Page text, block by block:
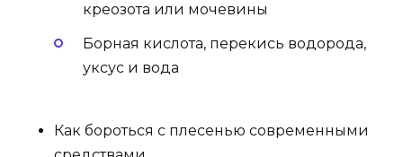
креозота или мочевины
Борная кислота, перекись водорода,
уксус и вода
Как бороться с плесенью современными